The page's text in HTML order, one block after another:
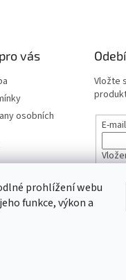
prohlížení webu
funkce, výkon a
vás
osobních
zboží
Vložte
E-mail